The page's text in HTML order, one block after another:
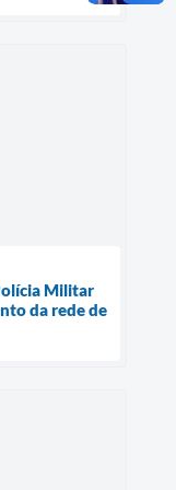
Militar
da rede de